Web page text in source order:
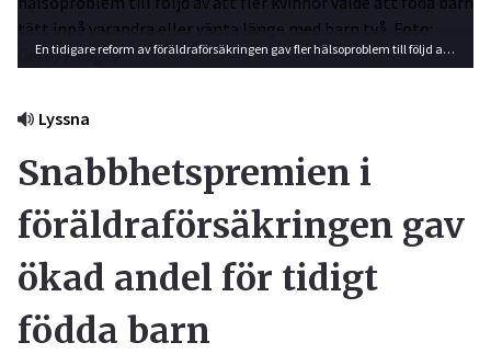
En tidigare reform av föräldraförsäkringen gav fler hälsoproblem till följd av att fler kvinnor valde att föda barn tätt inpå varandra eller vänta länge med barn två. Foto: Getty Images
Lyssna
Snabbhetspremien i
föräldraförsäkringen gav
ökad andel för tidigt
födda barn